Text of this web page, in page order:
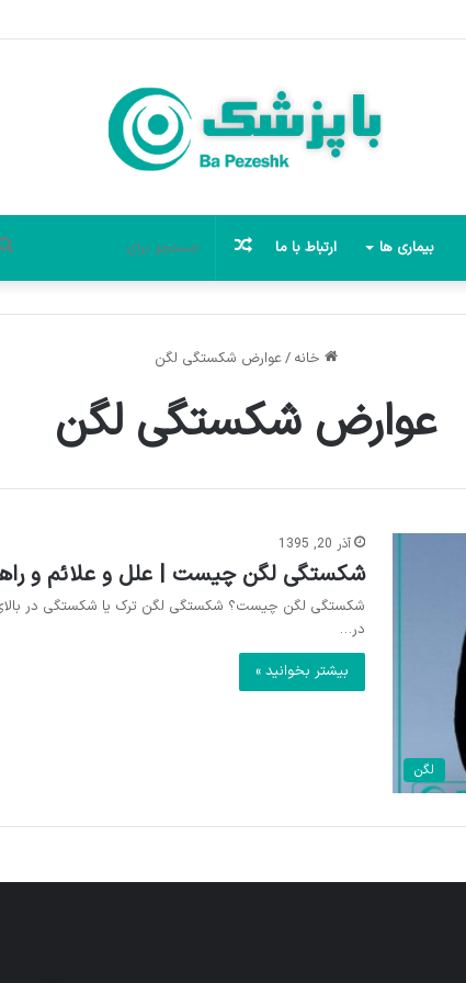
بیماری ها ارتباط با ما نوشته
تصادفی
خانه /عوارض شکستگی لگن
عوارض شکستگی لگن
لگن
آذر 20, 1395
شکستگی لگن چیست | علل و علائم و
شکستگی لگن چیست؟ شکستگی لگن ترک یا شکستگی در
در…
بیشتر بخوانید »